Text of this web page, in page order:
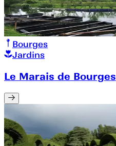
Bourges
Jardins
Le Marais de Bourges